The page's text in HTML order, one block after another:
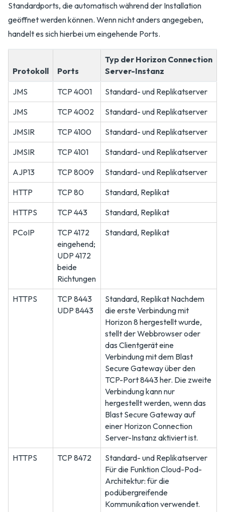
Standardports, die automatisch während der Installation
geöffnet werden können. Wenn nicht anders angegeben,
handelt es sich hierbei um eingehende Ports.
Protokoll Ports
Typ der Horizon Connection
Server-Instanz
JMS TCP 4001
Standard- und Replikatserver
JMS
TCP 4002
Standard- und Replikatserver
JMSIR
TCP 4100
Standard- und Replikatserver
JMSIR
TCP 4101
Standard- und Replikatserver
AJP13
TCP 8009
Standard- und Replikatserver
HTTP
TCP 80
Standard, Replikat
HTTPS
TCP 443
Standard, Replikat
PCoIP
TCP 4172
eingehend;
UDP 4172
beide
Richtungen
Standard, Replikat
HTTPS
TCP 8443
UDP 8443
Standard, Replikat Nachdem
die erste Verbindung mit
Horizon 8 hergestellt wurde,
stellt der Webbrowser oder
das Clientgerät eine
Verbindung mit dem Blast
Secure Gateway über den
TCP-Port 8443 her. Die zweite
Verbindung kann nur
hergestellt werden, wenn das
Blast Secure Gateway auf
einer Horizon Connection
Server-Instanz aktiviert ist.
HTTPS
TCP 8472
Standard- und Replikatserver
Für die Funktion Cloud-Pod-
Architektur: für die
podübergreifende
Kommunikation verwendet.